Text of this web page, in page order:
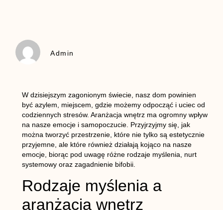
Admin
W dzisiejszym zagonionym świecie, nasz dom powinien
być azylem, miejscem, gdzie możemy odpocząć i uciec od
codziennych stresów. Aranżacja wnętrz ma ogromny wpływ
na nasze emocje i samopoczucie. Przyjrzyjmy się, jak
można tworzyć przestrzenie, które nie tylko są estetycznie
przyjemne, ale które również działają kojąco na nasze
emocje, biorąc pod uwagę różne rodzaje myślenia, nurt
systemowy oraz zagadnienie bifobii.
Rodzaje myślenia a
aranżacja wnętrz